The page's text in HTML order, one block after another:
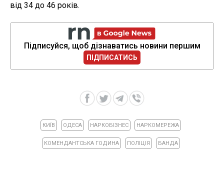
від 34 до 46 років.
Підписуйся, щоб дізнаватись новини першим
ПІДПИСАТИСЬ
КИЇВ ОДЕСА НАРКОБІЗНЕС НАРКОМЕРЕЖА
КОМЕНДАНТСЬКА ГОДИНА ПОЛІЦІЯ БАНДА